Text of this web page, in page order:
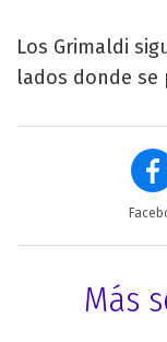
Los Grimaldi
lados donde se
Más